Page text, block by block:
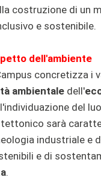
costruzione di un
e sostenibile.
dell'ambiente
concretizza i
ambientale dell'
del
sarà
industriale e
e di
.